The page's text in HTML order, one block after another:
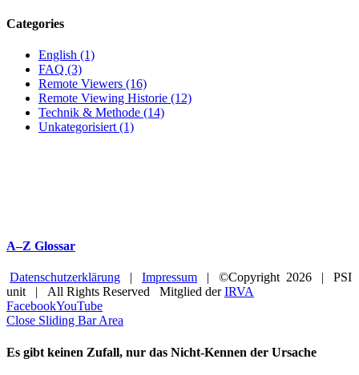
Categories
English (1)
FAQ (3)
Remote Viewers (16)
Remote Viewing Historie (12)
Technik & Methode (14)
Unkategorisiert (1)
A–Z Glossar
Datenschutzerklärung | Impressum | ©Copyright 2026 | PSI
unit | All Rights Reserved Mitglied derIRVA
FacebookYouTube
Close Sliding Bar Area
Es gibt keinen Zufall, nur das Nicht-Kennen der Ursache